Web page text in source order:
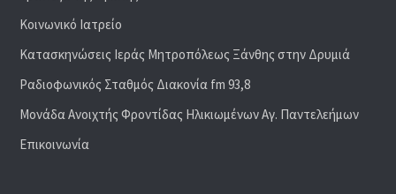
Κοινωνικό Ιατρείο
Κατασκηνώσεις Ιεράς Μητροπόλεως Ξάνθης στην Δρυμιά
Ραδιoφωνικός Σταθμός Διακονία fm 93,8
Μονάδα Ανοιχτής Φροντίδας Ηλικιωμένων Αγ. Παντελεήμων
Επικοινωνία